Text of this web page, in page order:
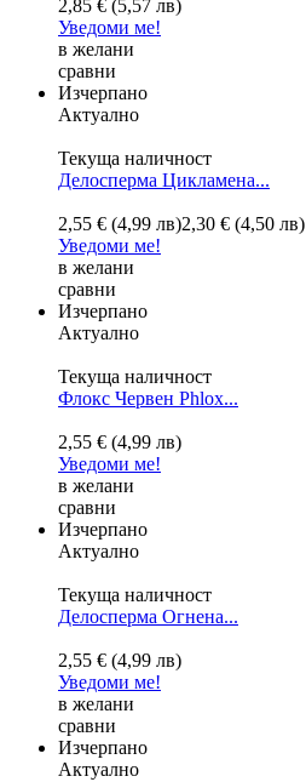
2,85 € (5,57 лв)
Уведоми ме!
в желани
сравни
Изчерпано
Актуално
Текуща наличност
Делосперма Цикламена...
2,55 € (4,99 лв)2,30 € (4,50 лв)
Уведоми ме!
в желани
сравни
Изчерпано
Актуално
Текуща наличност
Флокс Червен Phlox...
2,55 € (4,99 лв)
Уведоми ме!
в желани
сравни
Изчерпано
Актуално
Текуща наличност
Делосперма Огнена...
2,55 € (4,99 лв)
Уведоми ме!
в желани
сравни
Изчерпано
Актуално